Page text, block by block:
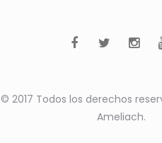
© 2017 Todos los derechos
Ameliach.